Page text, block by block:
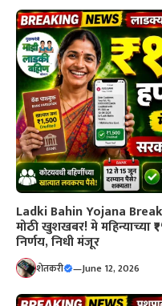
Ladki Bahin Yojana
मोठी खुशखबर! मे महिन्याच्या
निर्णय, निधी मंजूर
शेतकरी —June 12, 2026